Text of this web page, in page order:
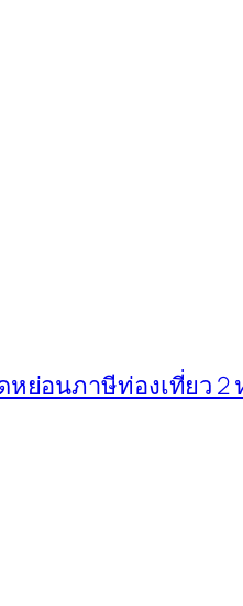
หย่อนภาษีท่องเที่ยว 2